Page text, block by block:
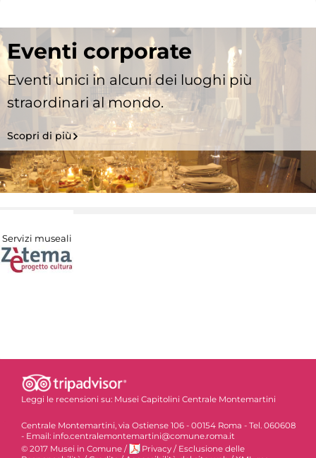
Eventi corporate
Eventi unici in alcuni dei luoghi più
straordinari al mondo.
Scopri di più
Servizi museali
Leggi le recensioni su: Musei Capitolini Centrale Montemartini
Centrale Montemartini, via Ostiense 106 - 00154 Roma - Tel. 060608
- Email: info.centralemontemartini@comune.roma.it
© 2017 Musei in Comune / Privacy / Esclusione delle